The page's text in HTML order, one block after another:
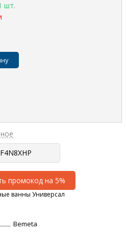
шт.
промокод на 5%
ванны Универсал
Bemeta